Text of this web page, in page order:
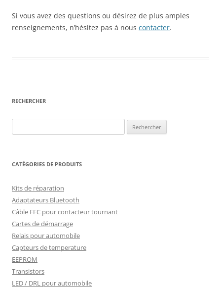
Si vous avez des questions ou désirez de plus amples
renseignements, n’hésitez pas à nous contacter.
RECHERCHER
CATÉGORIES DE PRODUITS
Kits de réparation
Adaptateurs Bluetooth
Câble FFC pour contacteur tournant
Cartes de démarrage
Relais pour automobile
Capteurs de temperature
EEPROM
Transistors
LED / DRL pour automobile